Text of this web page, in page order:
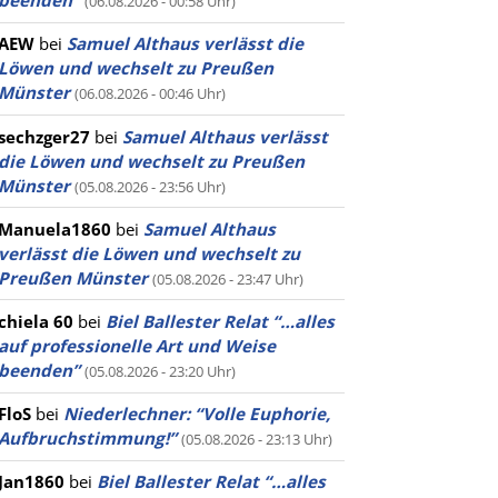
bei Samuel Althaus verlässt die
und wechselt zu Preußen
(06.08.2026 - 00:46 Uhr)
bei Samuel Althaus verlässt
Löwen und wechselt zu Preußen
(05.08.2026 - 23:56 Uhr)
bei Samuel Althaus
die Löwen und wechselt zu
Münster (05.08.2026 - 23:47 Uhr)
60 bei Biel Ballester Relat “…alles
professionelle Art und Weise
(05.08.2026 - 23:20 Uhr)
bei Niederlechner: “Volle Euphorie,
(05.08.2026 - 23:13 Uhr)
bei Biel Ballester Relat “…alles